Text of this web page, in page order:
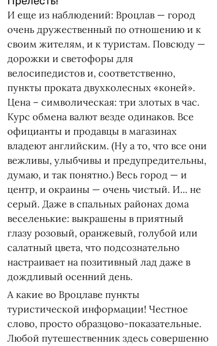
И еще из наблюдений: Вроцлав — город
очень дружественный по отношению и к
своим жителям, и к туристам. Повсюду —
дорожки и светофоры для
велосипедистов и, соответственно,
пункты проката двухколесных «коней».
Цена – символическая: три злотых в час.
Курс обмена валют везде одинаков. Все
официанты и продавцы в магазинах
владеют английским. (Ну а то, что все они
вежливы, улыбчивы и предупредительны,
думаю, и так понятно.) Весь город — и
центр, и окраины — очень чистый. И... не
серый. Даже в спальных районах дома
веселенькие: выкрашены в приятный
глазу розовый, оранжевый, голубой или
салатный цвета, что подсознательно
настраивает на позитивный лад даже в
дождливый осенний день.
А какие во Вроцлаве пункты
туристической информации! Честное
слово, просто образцово-показательные.
Любой путешественник здесь совершенно